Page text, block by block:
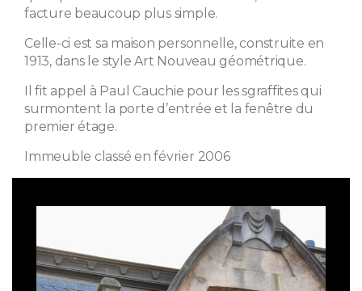
facture beaucoup plus simple.
Celle-ci est sa maison personnelle, construite en
1913, dans le style Art Nouveau géométrique.
Il fit appel à Paul Cauchie pour les sgraffites qui
surmontent la porte d’entrée et la fenêtre du
premier étage.
Immeuble classé en février 2006